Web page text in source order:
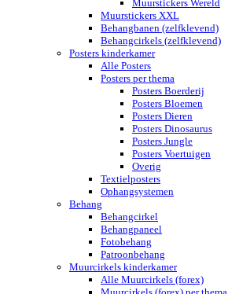
Muurstickers Wereld
Muurstickers XXL
Behangbanen (zelfklevend)
Behangcirkels (zelfklevend)
Posters kinderkamer
Alle Posters
Posters per thema
Posters Boerderij
Posters Bloemen
Posters Dieren
Posters Dinosaurus
Posters Jungle
Posters Voertuigen
Overig
Textielposters
Ophangsystemen
Behang
Behangcirkel
Behangpaneel
Fotobehang
Patroonbehang
Muurcirkels kinderkamer
Alle Muurcirkels (forex)